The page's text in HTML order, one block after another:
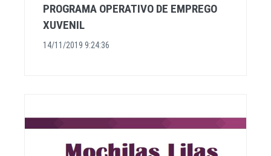
PROGRAMA OPERATIVO DE EMPREGO
XUVENIL
14/11/2019 9:24:36